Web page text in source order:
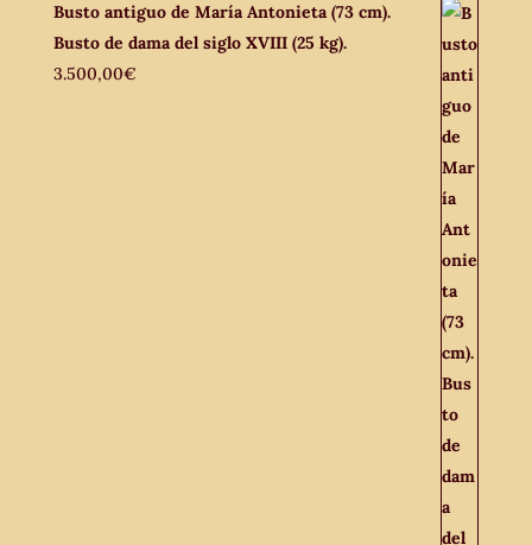
Busto antiguo de María Antonieta (73 cm).
Busto de dama del siglo XVIII (25 kg).
3.500,00€